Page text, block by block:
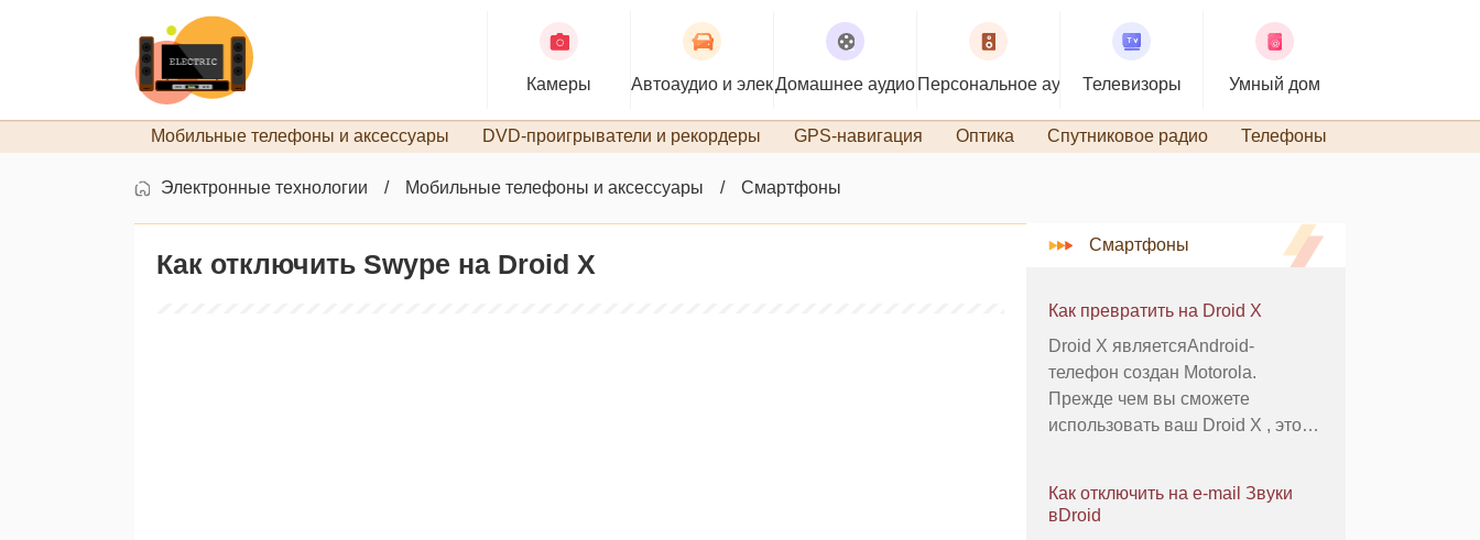
Камеры Автоаудио и электроникаДомашнее аудио Персональное аудиоТелевизоры Умный дом
Мобильные телефоны и аксессуары DVD-проигрыватели и рекордеры GPS-навигация Оптика Спутниковое радио Телефоны
Электронные технологии Мобильные телефоны и аксессуары Смартфоны
Как отключить Swype на Droid X
Смартфоны
Как превратить на Droid X
Droid X являетсяAndroid-
телефон создан Motorola.
Прежде чем вы сможете
использовать ваш Droid X , это
питания для Droid X может быть
Как отключить на e-mail Звуки
вDroid